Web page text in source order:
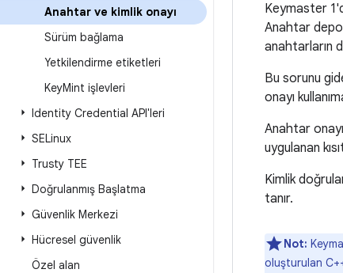
Anahtar ve kimlik onayı
Sürüm bağlama
Yetkilendirme etiketleri
KeyMint işlevleri
Identity Credential API'leri
SELinux
Trusty TEE
Doğrulanmış Başlatma
Güvenlik Merkezi
Hücresel güvenlik
Özel alan
Keymaster
Anahtar
anahtarların
Bu sorunu
onayı
Anahtar
uygulanan
Kimlik
tanır.
Not:
oluşturulan